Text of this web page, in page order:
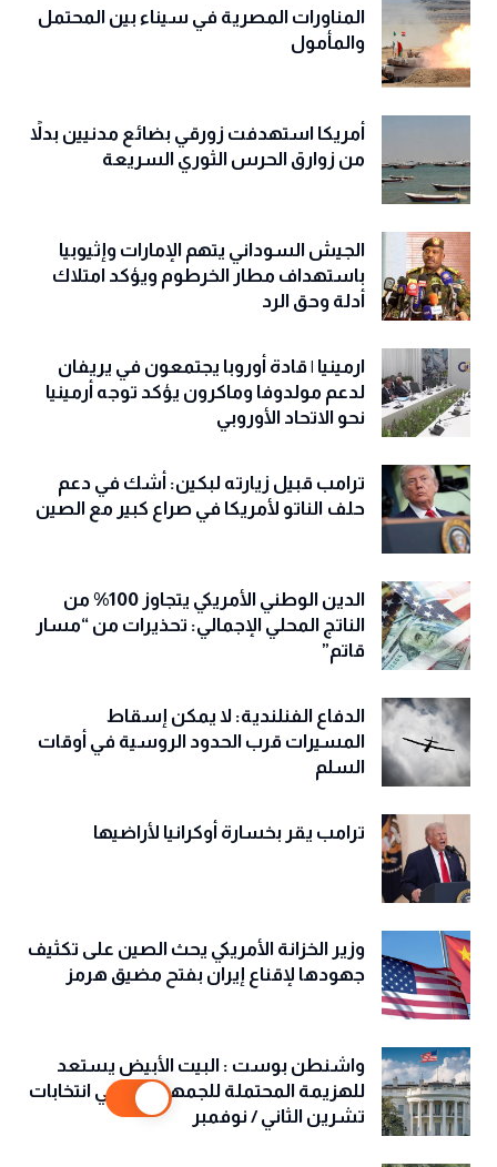
المناورات المصرية في سيناء بين المحتمل
والمأمول
أمريكا استهدفت زورقي بضائع مدنيين بدلاً
من زوارق الحرس الثوري السريعة
الجيش السوداني يتهم الإمارات وإثيوبيا
باستهداف مطار الخرطوم ويؤكد امتلاك
أدلة وحق الرد
ارمينيا | قادة أوروبا يجتمعون في يريفان
لدعم مولدوفا وماكرون يؤكد توجه أرمينيا
نحو الاتحاد الأوروبي
ترامب قبيل زيارته لبكين: أشك في دعم
حلف الناتو لأمريكا في صراع كبير مع الصين
الدين الوطني الأمريكي يتجاوز 100% من
الناتج المحلي الإجمالي: تحذيرات من “مسار
قاتم”
الدفاع الفنلندية: لا يمكن إسقاط
المسيرات قرب الحدود الروسية في أوقات
السلم
ترامب يقر بخسارة أوكرانيا لأراضيها
وزير الخزانة الأمريكي يحث الصين على تكثيف
جهودها لإقناع إيران بفتح مضيق هرمز
واشنطن بوست : البيت الأبيض يستعد
للهزيمة المحتملة للجمهوريين في انتخابات
تشرين الثاني / نوفمبر